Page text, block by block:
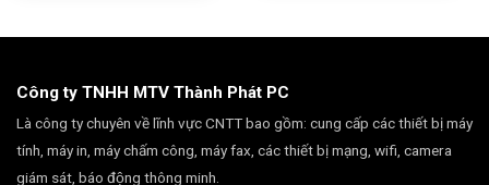
Công ty TNHH MTV Thành Phát PC
Là công ty chuyên về lĩnh vực CNTT bao gồm: cung cấp các thiết bị máy
tính, máy in, máy chấm công, máy fax, các thiết bị mạng, wifi, camera
giám sát, báo động thông minh.